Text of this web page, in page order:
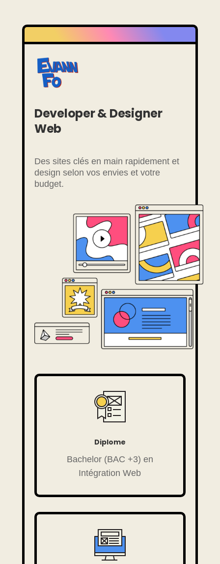
Developer & Designer
Web
Des sites clés en main rapidement et
design selon vos envies et votre
budget.
Diplome
Bachelor (BAC +3) en
Intégration Web